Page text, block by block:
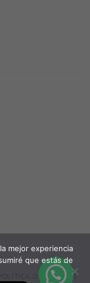
POLÍTICA DE COOKIES
mejor experiencia
que estás de